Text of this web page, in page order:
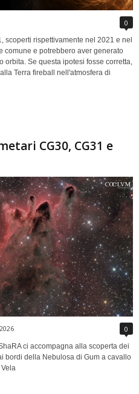
0
scoperti rispettivamente nel 2021 e nel
comune e potrebbero aver generato
Se questa ipotesi fosse corretta,
Terra fireball nell'atmosfera di
CG30, CG31 e
0
ci accompagna alla scoperta dei
bordi della Nebulosa di Gum a cavallo